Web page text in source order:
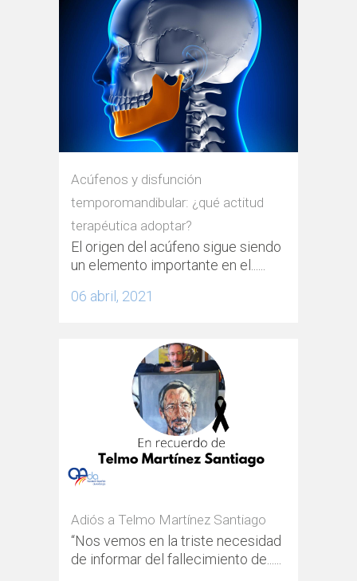
Acúfenos y disfunción
temporomandibular: ¿qué actitud
terapéutica adoptar?
El origen del acúfeno sigue siendo
un elemento importante en el......
06 abril, 2021
Adiós a Telmo Martínez Santiago
“Nos vemos en la triste necesidad
de informar del fallecimiento de......